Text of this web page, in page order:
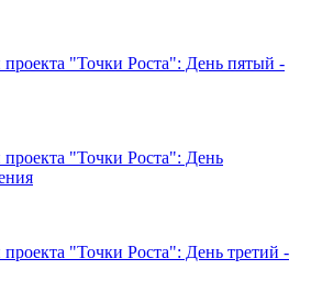
"Точки Роста": День пятый -
"Точки Роста": День
"Точки Роста": День третий -